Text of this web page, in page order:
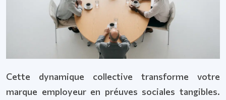
Cette dynamique collective transforme votre
marque employeur en préuves sociales tangibles.